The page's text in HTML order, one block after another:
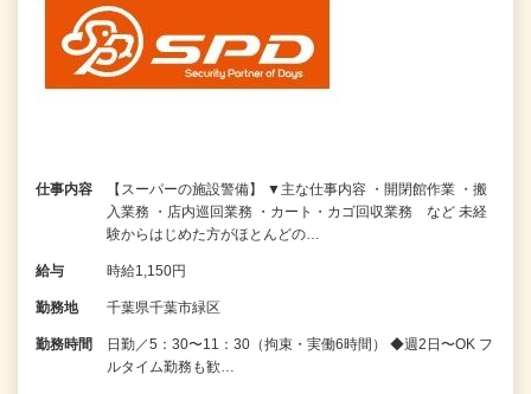
仕事内容
【スーパーの施設警備】 ▼主な仕事内容 ・開閉館作業 ・搬
入業務 ・店内巡回業務 ・カート・カゴ回収業務 など 未経
験からはじめた方がほとんどの…
給与 時給1,150円
勤務地 千葉県千葉市緑区
勤務時間
日勤／5：30〜11：30（拘束・実働6時間） ◆週2日〜OK フ
ルタイム勤務も歓…